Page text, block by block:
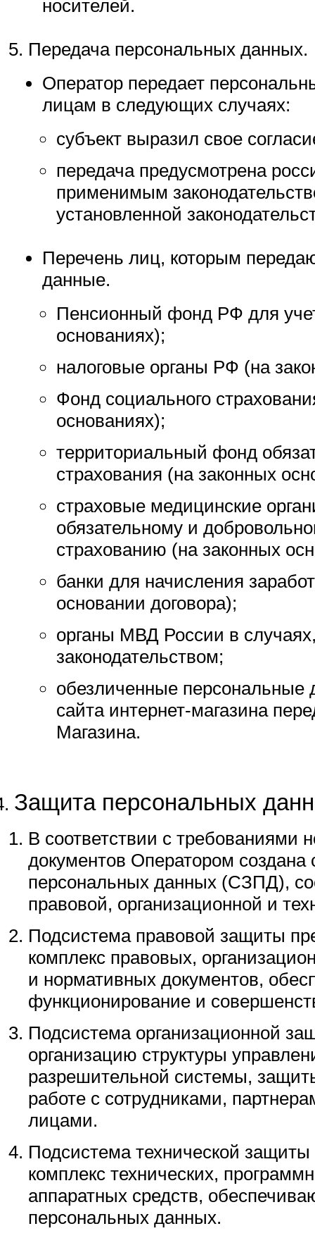
носителей.
Передача персональных данных.
Оператор передает
лицам в следующих случаях:
субъект выразил свое
передача предусмотрена
применимым
установленной
Перечень лиц, которым
данные.
Пенсионный фонд РФ для
основаниях);
налоговые органы РФ (на
Фонд социального
основаниях);
территориальный фонд
страхования (на законных
страховые медицинские
обязательному и
страхованию (на законных
банки для начисления
основании договора);
органы МВД России в
законодательством;
обезличенные персональные
сайта интернет-магазина
Магазина.
Защита персональных
В соответствии с требованиями
документов Оператором
персональных данных (СЗПД),
правовой, организационной и
Подсистема правовой защиты
комплекс правовых,
и нормативных документов,
функционирование и
Подсистема организационной
организацию структуры
разрешительной системы,
работе с сотрудниками,
лицами.
Подсистема технической
комплекс технических,
аппаратных средств,
персональных данных.